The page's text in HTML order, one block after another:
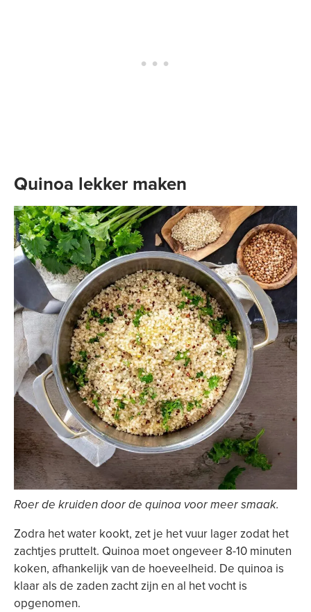
Quinoa lekker maken
Roer de kruiden door de quinoa voor meer smaak.
Zodra het water kookt, zet je het vuur lager zodat het
zachtjes pruttelt. Quinoa moet ongeveer 8-10 minuten
koken, afhankelijk van de hoeveelheid. De quinoa is
klaar als de zaden zacht zijn en al het vocht is
opgenomen.